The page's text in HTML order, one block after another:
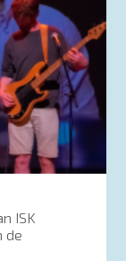
ISK
de